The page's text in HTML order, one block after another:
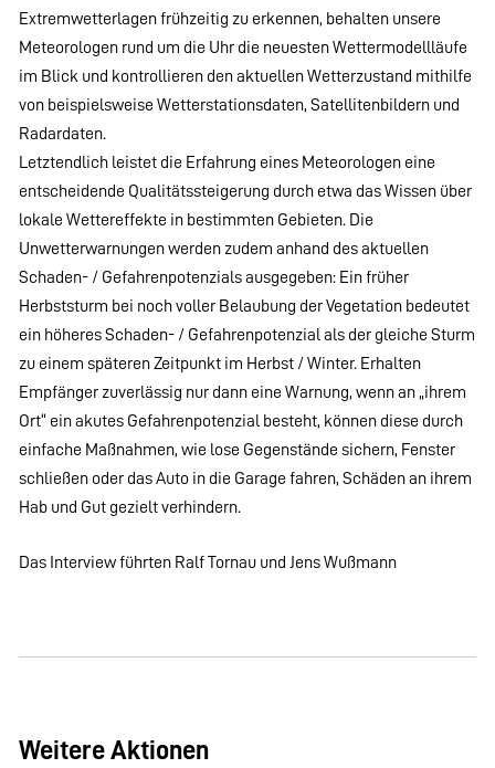
Extremwetterlagen frühzeitig zu erkennen, behalten unsere
Meteorologen rund um die Uhr die neuesten Wettermodellläufe
im Blick und kontrollieren den aktuellen Wetterzustand mithilfe
von beispielsweise Wetterstationsdaten, Satellitenbildern und
Radardaten.
Letztendlich leistet die Erfahrung eines Meteorologen eine
entscheidende Qualitätssteigerung durch etwa das Wissen über
lokale Wettereffekte in bestimmten Gebieten. Die
Unwetterwarnungen werden zudem anhand des aktuellen
Schaden- / Gefahrenpotenzials ausgegeben: Ein früher
Herbststurm bei noch voller Belaubung der Vegetation bedeutet
ein höheres Schaden- / Gefahrenpotenzial als der gleiche Sturm
zu einem späteren Zeitpunkt im Herbst / Winter. Erhalten
Empfänger zuverlässig nur dann eine Warnung, wenn an „ihrem
Ort“ ein akutes Gefahrenpotenzial besteht, können diese durch
einfache Maßnahmen, wie lose Gegenstände sichern, Fenster
schließen oder das Auto in die Garage fahren, Schäden an ihrem
Hab und Gut gezielt verhindern.
Das Interview führten Ralf Tornau und Jens Wußmann
Weitere Aktionen